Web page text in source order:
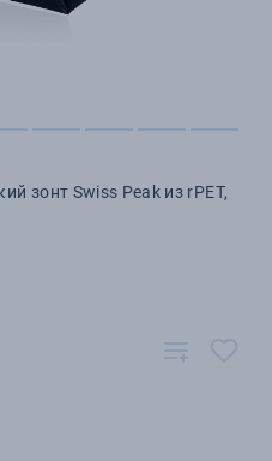
зонт Swiss Peak из rPET,